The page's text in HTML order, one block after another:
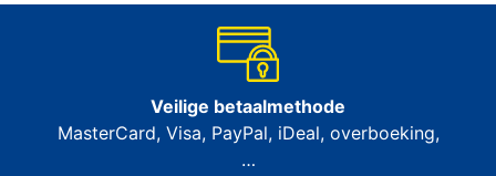
Veilige betaalmethode
MasterCard, Visa, PayPal, iDeal, overboeking,
…